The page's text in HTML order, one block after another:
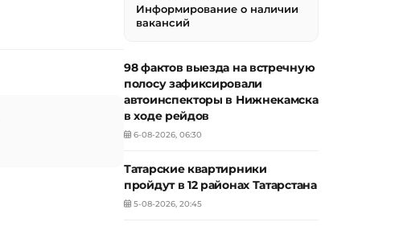
Информирование о наличии
вакансий
98 фактов выезда на встречную
полосу зафиксировали
автоинспекторы в Нижнекамска
в ходе рейдов
6-08-2026, 06:30
Татарские квартирники
пройдут в 12 районах Татарстана
5-08-2026, 20:45